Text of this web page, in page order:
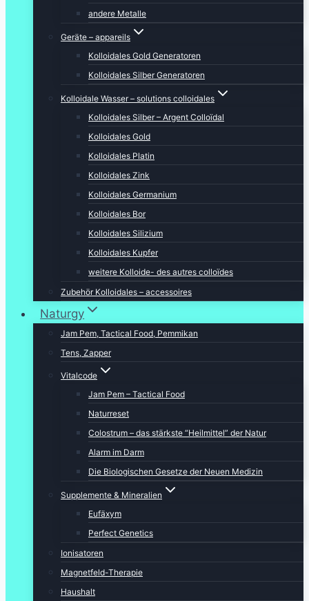
andere Metalle
Geräte – appareils
Kolloidales Gold Generatoren
Kolloidales Silber Generatoren
Kolloidale Wasser – solutions colloidales
Kolloidales Silber – Argent Colloïdal
Kolloidales Gold
Kolloidales Platin
Kolloidales Zink
Kolloidales Germanium
Kolloidales Bor
Kolloidales Silizium
Kolloidales Kupfer
weitere Kolloide- des autres colloïdes
Zubehör Kolloidales – accessoires
Naturgy
Jam Pem, Tactical Food, Pemmikan
Tens, Zapper
Vitalcode
Jam Pem – Tactical Food
Naturreset
Colostrum – das stärkste “Heilmittel” der Natur
Alarm im Darm
Die Biologischen Gesetze der Neuen Medizin
Supplemente & Mineralien
Eufäxym
Perfect Genetics
Ionisatoren
Magnetfeld-Therapie
Haushalt